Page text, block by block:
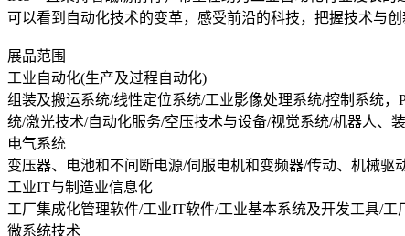
可以看到自动化技术的变革，感受前沿的科技，把握技术与创
展品范围
工业自动化(生产及过程自动化)
组装及搬运系统/线性定位系统/工业影像处理系统/控制系统
统/激光技术/自动化服务/空压技术与设备/视觉系统/机器人、
电气系统
变压器、电池和不间断电源/伺服电机和变频器/传动、机械
工业IT与制造业信息化
工厂集成化管理软件/工业IT软件/工业基本系统及开发工具/
微系统技术